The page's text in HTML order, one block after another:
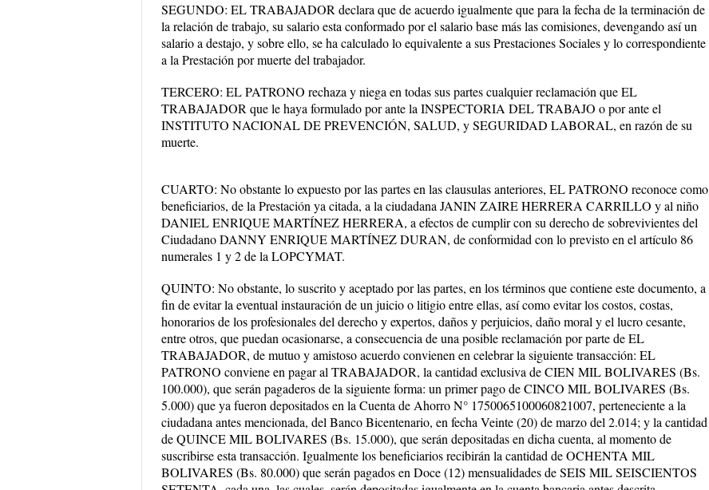
SEGUNDO: EL TRABAJADOR declara que de acuerdo igualmente que para la fecha de la terminación de
la relación de trabajo, su salario esta conformado por el salario base más las comisiones, devengando así un
salario a destajo, y sobre ello, se ha calculado lo equivalente a sus Prestaciones Sociales y lo correspondiente
a la Prestación por muerte del trabajador.
TERCERO: EL PATRONO rechaza y niega en todas sus partes cualquier reclamación que EL
TRABAJADOR que le haya formulado por ante la INSPECTORIA DEL TRABAJO o por ante el
INSTITUTO NACIONAL DE PREVENCIÓN, SALUD, y SEGURIDAD LABORAL, en razón de su
muerte.
CUARTO: No obstante lo expuesto por las partes en las clausulas anteriores, EL PATRONO reconoce como
beneficiarios, de la Prestación ya citada, a la ciudadana JANIN ZAIRE HERRERA CARRILLO y al niño
DANIEL ENRIQUE MARTÍNEZ HERRERA, a efectos de cumplir con su derecho de sobrevivientes del
Ciudadano DANNY ENRIQUE MARTÍNEZ DURAN, de conformidad con lo previsto en el artículo 86
numerales 1 y 2 de la LOPCYMAT.
QUINTO: No obstante, lo suscrito y aceptado por las partes, en los términos que contiene este documento, a
fin de evitar la eventual instauración de un juicio o litigio entre ellas, así como evitar los costos, costas,
honorarios de los profesionales del derecho y expertos, daños y perjuicios, daño moral y el lucro cesante,
entre otros, que puedan ocasionarse, a consecuencia de una posible reclamación por parte de EL
TRABAJADOR, de mutuo y amistoso acuerdo convienen en celebrar la siguiente transacción: EL
PATRONO conviene en pagar al TRABAJADOR, la cantidad exclusiva de CIEN MIL BOLIVARES (Bs.
100.000), que serán pagaderos de la siguiente forma: un primer pago de CINCO MIL BOLIVARES (Bs.
5.000) que ya fueron depositados en la Cuenta de Ahorro N° 1750065100060821007, perteneciente a la
ciudadana antes mencionada, del Banco Bicentenario, en fecha Veinte (20) de marzo del 2.014; y la cantidad
de QUINCE MIL BOLIVARES (Bs. 15.000), que serán depositadas en dicha cuenta, al momento de
suscribirse esta transacción. Igualmente los beneficiarios recibirán la cantidad de OCHENTA MIL
BOLIVARES (Bs. 80.000) que serán pagados en Doce (12) mensualidades de SEIS MIL SEISCIENTOS